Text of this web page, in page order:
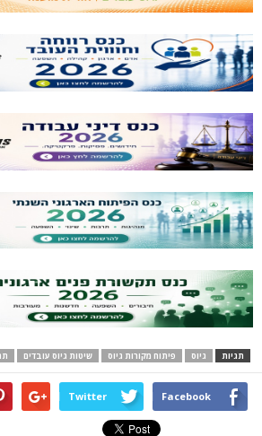
תגיות גיוס פיתוח מקורות גיוס שיטות גיוס עובדים
Facebook
Twitter